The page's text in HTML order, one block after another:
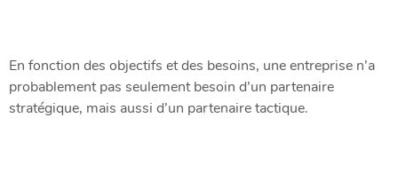
En fonction des objectifs et des besoins, une entreprise n’a
probablement pas seulement besoin d’un partenaire
stratégique, mais aussi d’un partenaire tactique.